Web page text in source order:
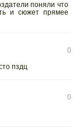
поняли что
и сюжет прямее
0
пздц
0